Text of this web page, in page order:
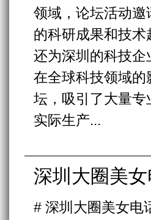
领域，论坛活动
的科研成果和技
还为深圳的科技
在全球科技领域
坛，吸引了大量
实际生产...
深圳大圈美
# 深圳大圈美女电